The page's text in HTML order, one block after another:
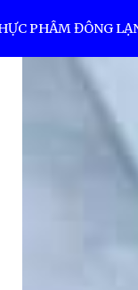
PHẨM ĐÔNG